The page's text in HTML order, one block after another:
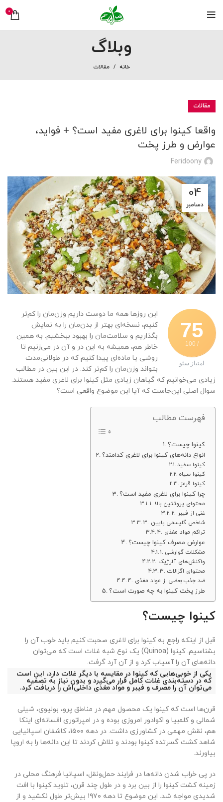
0
وبلاگ
خانه مقالات
مقالات
واقعا کینوا برای لاغری مفید است؟ + فواید،
عوارض و طرز پخت
Feridoony
04
دسامبر
75
/ 100
امتیاز سئو
این روزها همه ما دوست داریم وزن‌مان را کم‌تر
کنیم، نسخه‌ای بهتر از بدن‌مان را به نمایش
بگذاریم و سلامت‌مان را بهبود ببخشیم. به همین
خاطر هم، همیشه به این در و آن در می‌زنیم تا
روشی یا ماده‌ای پیدا کنیم که در طولانی‌مدت
بتواند وزن‌مان را کم‌تر کند. در این بین در مطالب
زیادی می‌خوانیم که گیاهان زیادی مثل کینوا برای لاغری مفید هستند.
سوال اصلی این‌جاست که آیا این موضوع واقعی است؟
فهرست مطالب
کینوا چیست؟
انواع دانه‌های کینوا برای لاغری کدامند؟
کینوا سفید
کینوا سیاه
کینوا قرمز
چرا کینوا برای لاغری مفید است؟
1. محتوای پروتئین بالا
2. غنی از فیبر
3. شاخص گلیسمی پایین
4. تراکم مواد مغذی
عوارض مصرف کینوا چیست؟
1. مشکلات گوارشی
2. واکنش‌های آلرژیک
3. محتوای اگزالات
4. ضد جذب بعضی از مواد مغذی
طرز پخت کینوا به چه صورت است؟
کینوا چیست؟
قبل از اینکه راجع به کینوا برای لاغری صحبت کنیم باید خوب آن را
بشناسیم. کینوا (Quinoa) یک نوع شبه غلات است که می‌توان
دانه‌های آن را آسیاب کرد و از آن آرد گرفت.
یکی از خوبی‌هایی که کینوا در مقایسه با دیگر غلات دارد، این است
که در دسته‌بندی غلات کامل قرار می‌گیرد و بدون نیاز به تصفیه
می‌توان آن را مصرف و فیبر و مواد مغذی داخلی‌اش را دریافت کرد.
قرن‌ها است که کینوا یک محصول مهم در مناطق پرو، بولیوی، شیلی
شمالی و کلمبیا و اکوادور امروزی بوده و در امپراتوری افسانه‌ای اینکا
هم، نقش مهمی در کشاورزی داشت. در دهه ۱۵۰۰، کاشفان اسپانیایی
شاهد کشت گسرتده کینوا بودند و تلاش کردند تا این دانه‌ها را به اروپا
بیاورند.
در پی خراب شدن دانه‌ها در فرایند حمل‌ونقل، اسپانیا فرهنگ محلی در
زمینه کشت کینوا را از بین برد و در طول چند قرن، تلوید کینوا با افت
شدیدی مواجه شد. این موضوع تا دهه ۱۹۷۰ بیش‌تر طول نکشید و از